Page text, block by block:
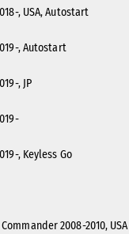
, USA, Autostart
, Autostart
, JP
, Keyless Go
2008-2010, USA